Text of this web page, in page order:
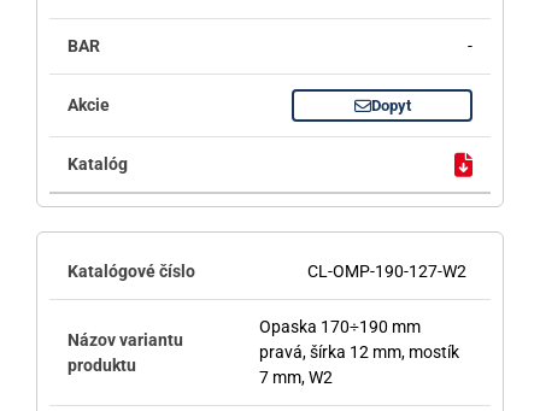
-
Dopyt
CL-OMP-190-127-W2
Opaska 170÷190 mm
pravá, šírka 12 mm, mostík
7 mm, W2